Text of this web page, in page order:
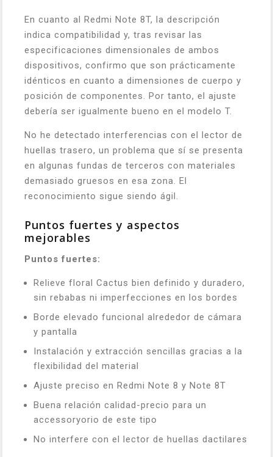
En cuanto al Redmi Note 8T, la descripción
indica compatibilidad y, tras revisar las
especificaciones dimensionales de ambos
dispositivos, confirmo que son prácticamente
idénticos en cuanto a dimensiones de cuerpo y
posición de componentes. Por tanto, el ajuste
debería ser igualmente bueno en el modelo T.
No he detectado interferencias con el lector de
huellas trasero, un problema que sí se presenta
en algunas fundas de terceros con materiales
demasiado gruesos en esa zona. El
reconocimiento sigue siendo ágil.
Puntos fuertes y aspectos
mejorables
Puntos fuertes:
Relieve floral Cactus bien definido y duradero,
sin rebabas ni imperfecciones en los bordes
Borde elevado funcional alrededor de cámara
y pantalla
Instalación y extracción sencillas gracias a la
flexibilidad del material
Ajuste preciso en Redmi Note 8 y Note 8T
Buena relación calidad-precio para un
accessoryorio de este tipo
No interfere con el lector de huellas dactilares